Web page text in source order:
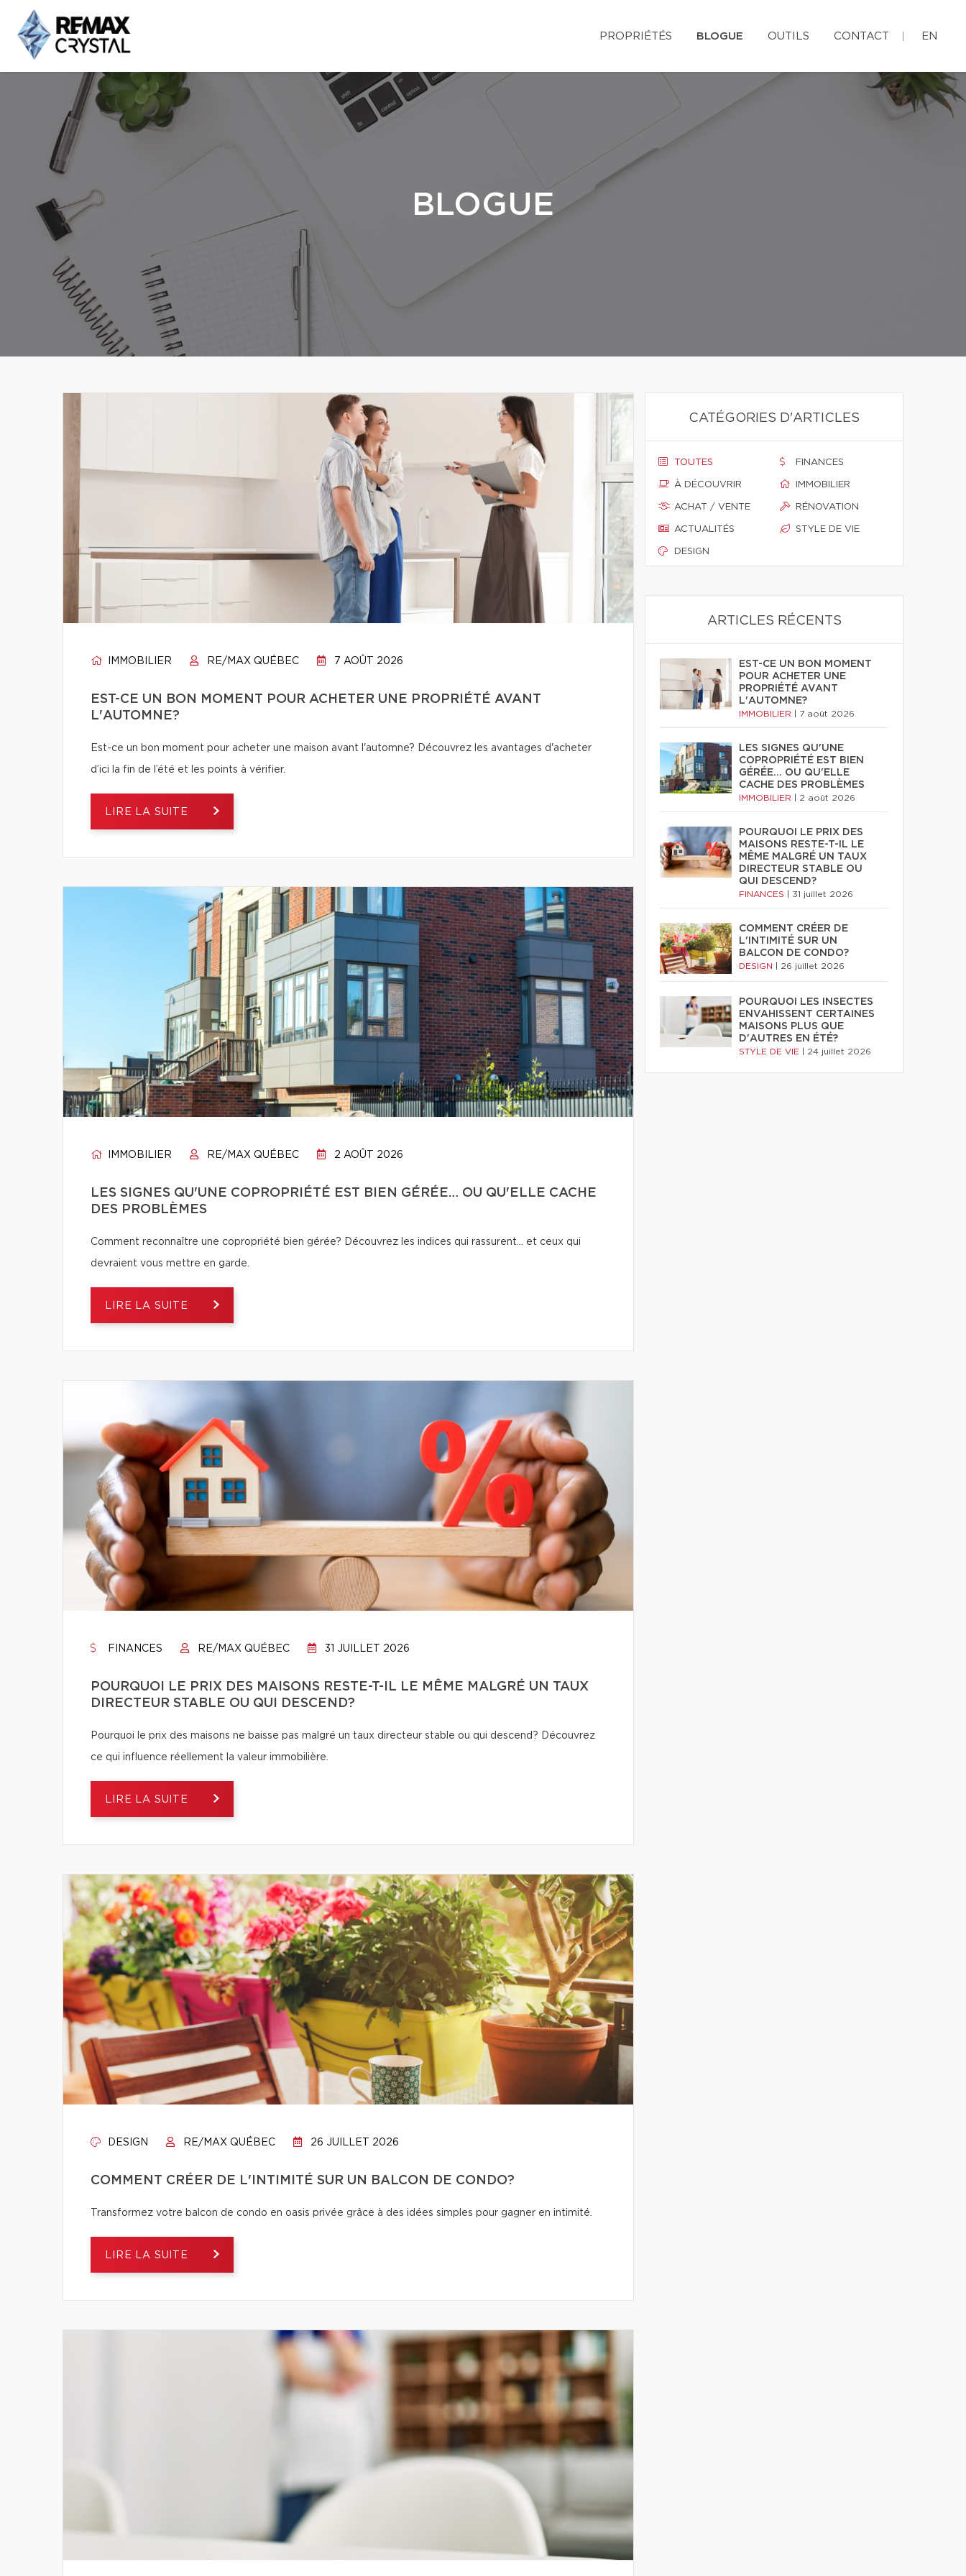
PROPRIÉTÉS BLOGUE OUTILS CONTACT EN
BLOGUE
IMMOBILIER RE/MAX QUÉBEC 7 AOÛT 2026
EST-CE UN BON MOMENT POUR ACHETER UNE PROPRIÉTÉ AVANT
L'AUTOMNE?
Est-ce un bon moment pour acheter une maison avant l'automne? Découvrez les avantages d'acheter
d’ici la fin de l’été et les points à vérifier.
LIRE LA SUITE
IMMOBILIER RE/MAX QUÉBEC 2 AOÛT 2026
LES SIGNES QU'UNE COPROPRIÉTÉ EST BIEN GÉRÉE… OU QU'ELLE CACHE
DES PROBLÈMES
Comment reconnaître une copropriété bien gérée? Découvrez les indices qui rassurent… et ceux qui
devraient vous mettre en garde.
LIRE LA SUITE
FINANCES RE/MAX QUÉBEC 31 JUILLET 2026
POURQUOI LE PRIX DES MAISONS RESTE-T-IL LE MÊME MALGRÉ UN TAUX
DIRECTEUR STABLE OU QUI DESCEND?
Pourquoi le prix des maisons ne baisse pas malgré un taux directeur stable ou qui descend? Découvrez
ce qui influence réellement la valeur immobilière.
LIRE LA SUITE
DESIGN RE/MAX QUÉBEC 26 JUILLET 2026
COMMENT CRÉER DE L'INTIMITÉ SUR UN BALCON DE CONDO?
Transformez votre balcon de condo en oasis privée grâce à des idées simples pour gagner en intimité.
LIRE LA SUITE
CATÉGORIES D'ARTICLES
TOUTES
À DÉCOUVRIR
ACHAT / VENTE
ACTUALITÉS
DESIGN
FINANCES
IMMOBILIER
RÉNOVATION
STYLE DE VIE
ARTICLES RÉCENTS
EST-CE UN BON MOMENT
POUR ACHETER UNE
PROPRIÉTÉ AVANT
L'AUTOMNE?
IMMOBILIER 7 août 2026
LES SIGNES QU'UNE
COPROPRIÉTÉ EST BIEN
GÉRÉE… OU QU'ELLE
CACHE DES PROBLÈMES
IMMOBILIER 2 août 2026
POURQUOI LE PRIX DES
MAISONS RESTE-T-IL LE
MÊME MALGRÉ UN TAUX
DIRECTEUR STABLE OU
QUI DESCEND?
FINANCES 31 juillet 2026
COMMENT CRÉER DE
L'INTIMITÉ SUR UN
BALCON DE CONDO?
DESIGN 26 juillet 2026
POURQUOI LES INSECTES
ENVAHISSENT CERTAINES
MAISONS PLUS QUE
D'AUTRES EN ÉTÉ?
STYLE DE VIE 24 juillet 2026